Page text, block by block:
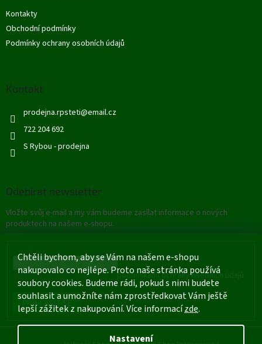
Chtěli bychom, aby se Vám na našem e-shopu
nakupovalo co nejlépe. Proto naše stránka používá
soubory cookies. Budeme rádi, pokud s nimi budete
souhlasit a umožníte nám zprostředkovat Vám ještě
lepší zážitek z nakupování. Více informacízde.
Nastavení
Kontakty
Obchodní podmínky
Podmínky ochrany osobních údajů
Kontakt
prodejna.rpsteti@email.cz
722 204 692
S Rybou - prodejna
Odebírat newsletter
Vložte svůj e-mail a my vám budeme zasílat informace o nových
produktech na našem e-shopu.
Vložením e-mailu souhlasíte s podmínkami ochrany osobních údajů
PŘIHLÁSIT SE